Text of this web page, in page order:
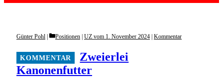
Zweierlei
Kanonenfutter
Günter Pohl Categories
Positionen UZ vom 1. November 2024 Kommentar